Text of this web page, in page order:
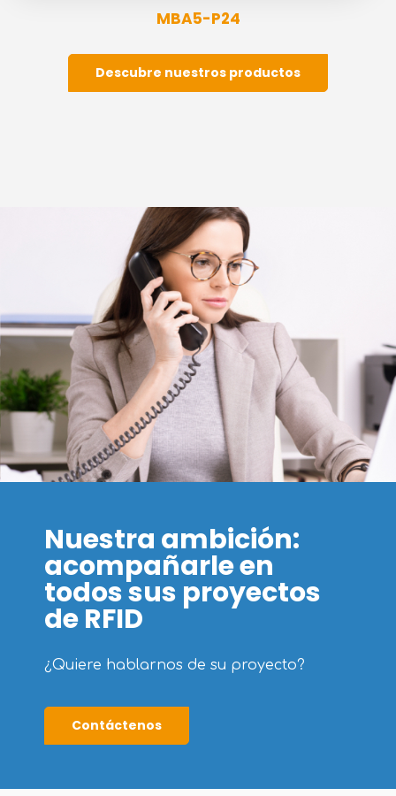
MBA5-P24
Descubre nuestros productos
Nuestra ambición:
acompañarle en
todos sus proyectos
de RFID
¿Quiere hablarnos de su proyecto?
Contáctenos